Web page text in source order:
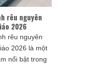
rêu nguyên
2026
rêu nguyên
2026 là một
nổi bật trong